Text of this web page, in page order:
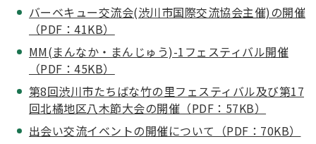
バーベキュー交流会(渋川市国際交流協会主催)の開催
（PDF：41KB）
MM(まんなか・まんじゅう)-1フェスティバル開催
（PDF：45KB）
第8回渋川市たちばな竹の里フェスティバル及び第17
回北橘地区八木節大会の開催（PDF：57KB）
出会い交流イベントの開催について（PDF：70KB）